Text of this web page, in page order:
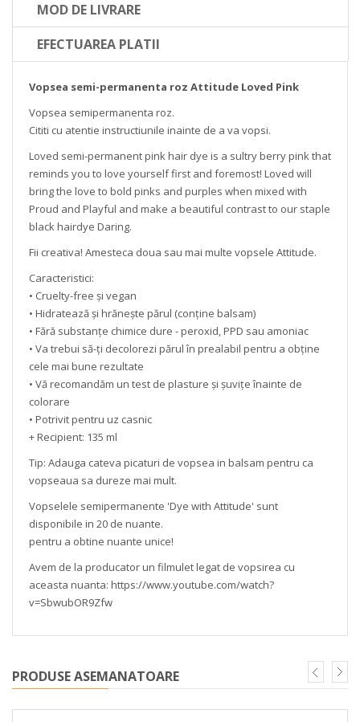
MOD DE LIVRARE
EFECTUAREA PLATII
Vopsea semi-permanenta roz Attitude Loved Pink
Vopsea semipermanenta roz.
Cititi cu atentie instructiunile inainte de a va vopsi.
Loved semi-permanent pink hair dye is a sultry berry pink that
reminds you to love yourself first and foremost! Loved will
bring the love to bold pinks and purples when mixed with
Proud and Playful and make a beautiful contrast to our staple
black hairdye Daring.
Fii creativa! Amesteca doua sau mai multe vopsele Attitude.
Caracteristici:
• Cruelty-free și vegan
• Hidratează și hrănește părul (conține balsam)
• Fără substanțe chimice dure - peroxid, PPD sau amoniac
• Va trebui să-ți decolorezi părul în prealabil pentru a obține
cele mai bune rezultate
• Vă recomandăm un test de plasture și șuvițe înainte de
colorare
• Potrivit pentru uz casnic
+ Recipient: 135 ml
Tip: Adauga cateva picaturi de vopsea in balsam pentru ca
vopseaua sa dureze mai mult.
Vopselele semipermanente 'Dye with Attitude' sunt
disponibile in 20 de nuante.
pentru a obtine nuante unice!
Avem de la producator un filmulet legat de vopsirea cu
aceasta nuanta: https://www.youtube.com/watch?
v=SbwubOR9Zfw
PRODUSE ASEMANATOARE